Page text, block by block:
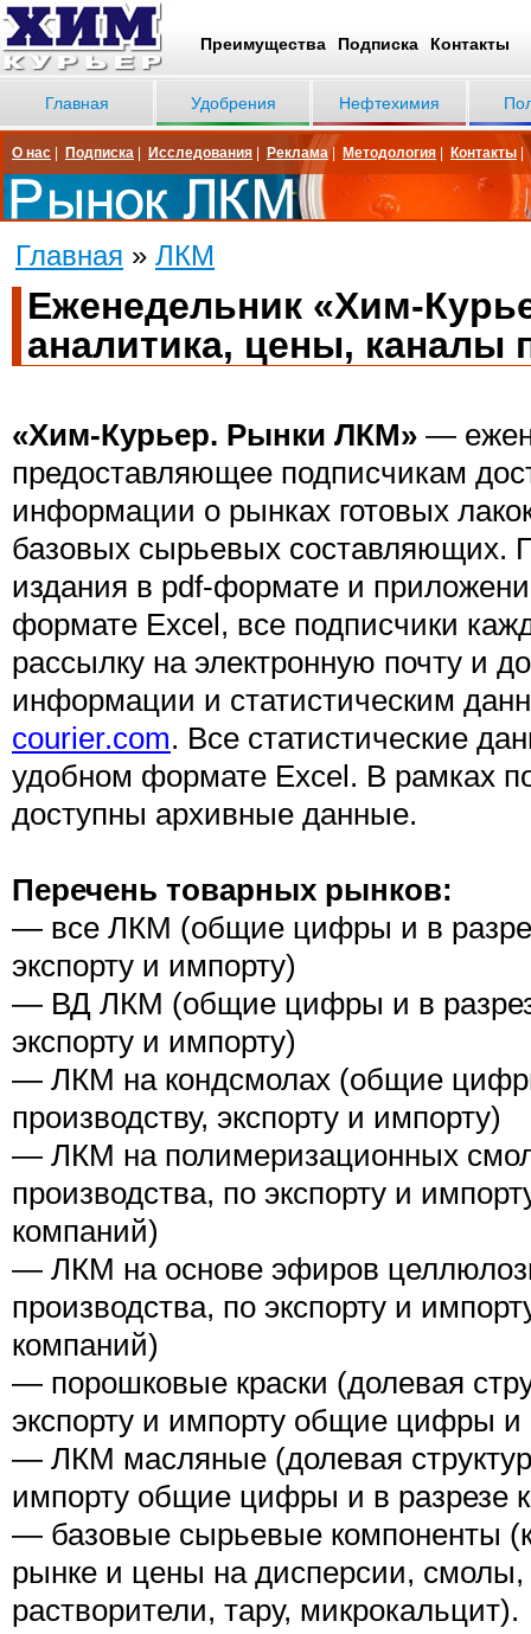
Преимущества Подписка Контакты
Главная Удобрения Нефтехимия
О нас Подписка Исследования Реклама| Методология Контакты |
Главная » ЛКМ
Еженедельник «Хим-
аналитика, цены, каналы
«Хим-Курьер. Рынки ЛКМ» —
предоставляющее подписчикам
информации о рынках готовых
базовых сырьевых составляющих.
издания в pdf-формате и
формате Excel, все подписчики
рассылку на электронную почту и
информации и статистическим
courier.com. Все статистические
удобном формате Excel. В рамках
доступны архивные данные.
Перечень товарных рынков:
— все ЛКМ (общие цифры и в
экспорту и импорту)
— ВД ЛКМ (общие цифры и в
экспорту и импорту)
— ЛКМ на кондсмолах (общие
производству, экспорту и импорту)
— ЛКМ на полимеризационных
производства, по экспорту и
компаний)
— ЛКМ на основе эфиров
производства, по экспорту и
компаний)
— порошковые краски (долевая
экспорту и импорту общие цифры и
— ЛКМ масляные (долевая
импорту общие цифры и в разрезе
— базовые сырьевые компоненты
рынке и цены на дисперсии, смолы,
растворители, тару, микрокальцит).